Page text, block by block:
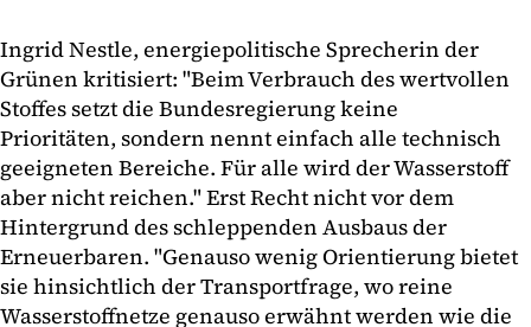
Ingrid Nestle, energiepolitische Sprecherin der
Grünen kritisiert: "Beim Verbrauch des wertvollen
Stoffes setzt die Bundesregierung keine
Prioritäten, sondern nennt einfach alle technisch
geeigneten Bereiche. Für alle wird der Wasserstoff
aber nicht reichen." Erst Recht nicht vor dem
Hintergrund des schleppenden Ausbaus der
Erneuerbaren. "Genauso wenig Orientierung bietet
sie hinsichtlich der Transportfrage, wo reine
Wasserstoffnetze genauso erwähnt werden wie die